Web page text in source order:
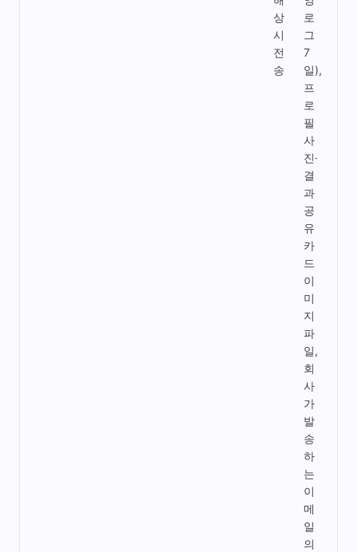
상
시
전
송
로
그
7
일),
프
로
필
사
진·
결
과
공
유
카
드
이
미
지
파
일,
회
사
가
발
송
하
는
이
메
일
의